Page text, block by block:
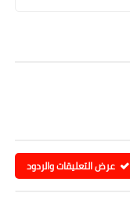
عرض التعليقات والردود